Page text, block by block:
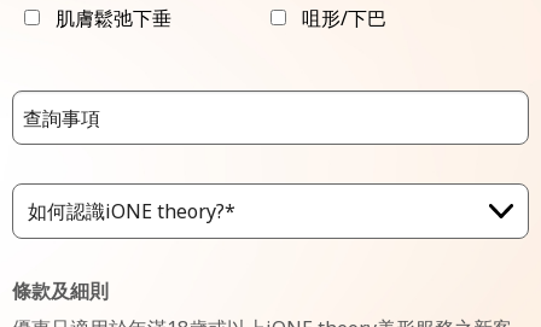
肌膚鬆弛下垂 咀形/下巴
如何認識iONE theory?*
條款及細則